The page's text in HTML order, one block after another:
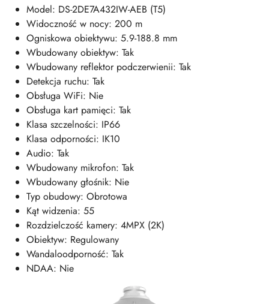
Model: DS-2DE7A432IW-AEB (T5)
Widoczność w nocy: 200 m
Ogniskowa obiektywu: 5.9-188.8 mm
Wbudowany obiektyw: Tak
Wbudowany reflektor podczerwienii: Tak
Detekcja ruchu: Tak
Obsługa WiFi: Nie
Obsługa kart pamięci: Tak
Klasa szczelności: IP66
Klasa odporności: IK10
Audio: Tak
Wbudowany mikrofon: Tak
Wbudowany głośnik: Nie
Typ obudowy: Obrotowa
Kąt widzenia: 55
Rozdzielczość kamery: 4MPX (2K)
Obiektyw: Regulowany
Wandaloodporność: Tak
NDAA: Nie